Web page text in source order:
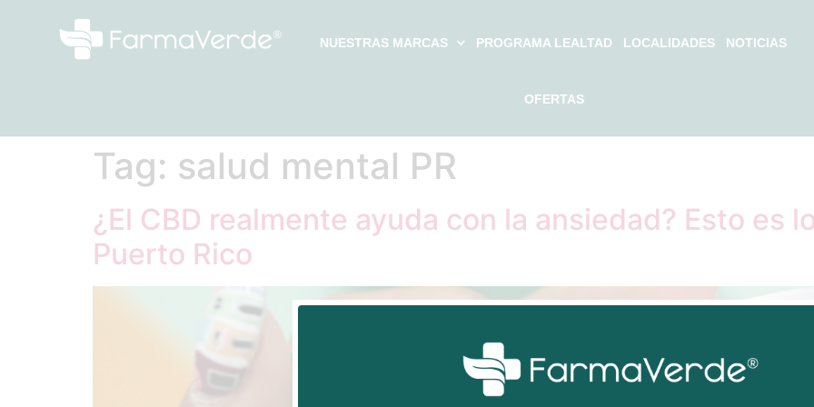
NUESTRAS MARCAS PROGRAMA LEALTAD LOCALIDADES NOTICIAS
OFERTAS
Tag: salud mental PR
¿El CBD realmente ayuda con la ansiedad? Esto es
Puerto Rico